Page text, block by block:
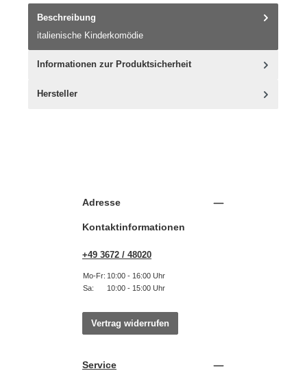
Beschreibung
italienische Kinderkomödie
Informationen zur Produktsicherheit
Hersteller
Adresse
Kontaktinformationen
+49 3672 / 48020
Mo-Fr: 10:00 - 16:00 Uhr
Sa:
10:00 - 15:00 Uhr
Vertrag widerrufen
Service